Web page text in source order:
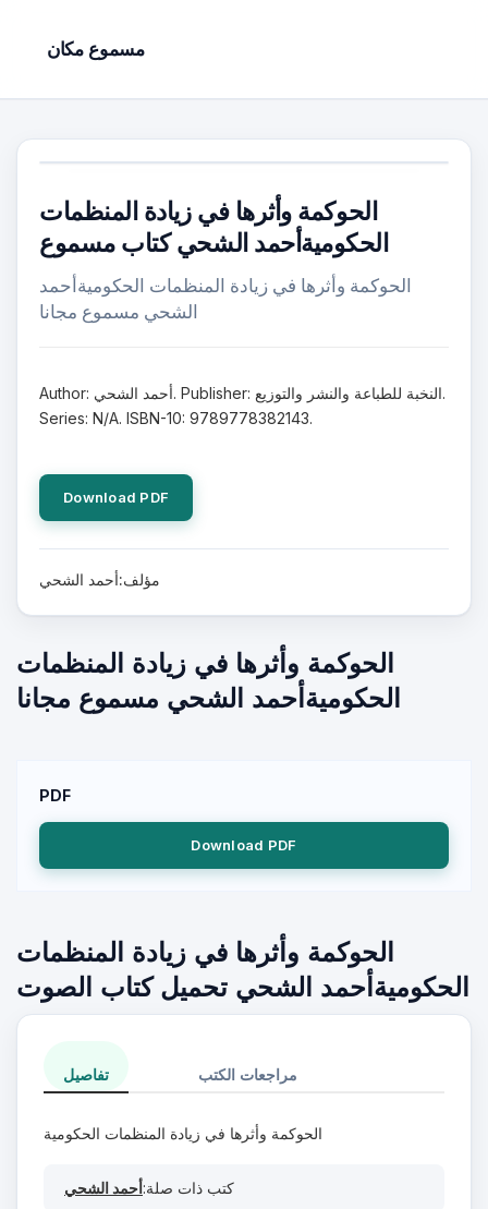
مسموع مكان
الحوكمة وأثرها في زيادة المنظمات
الحكوميةأحمد الشحي كتاب مسموع
الحوكمة وأثرها في زيادة المنظمات الحكوميةأحمد
الشحي مسموع مجانا
Author: أحمد الشحي. Publisher: النخبة للطباعة والنشر والتوزيع.
Series: N/A. ISBN-10: 9789778382143.
Download PDF
مؤلف:أحمد الشحي
الحوكمة وأثرها في زيادة المنظمات
الحكوميةأحمد الشحي مسموع مجانا
PDF
Download PDF
الحوكمة وأثرها في زيادة المنظمات
الحكوميةأحمد الشحي تحميل كتاب الصوت
تفاصيل مراجعات الكتب
الحوكمة وأثرها في زيادة المنظمات الحكومية
كتب ذات صلة:أحمد الشحي